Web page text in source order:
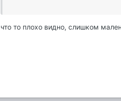
что то плохо видно, слишком